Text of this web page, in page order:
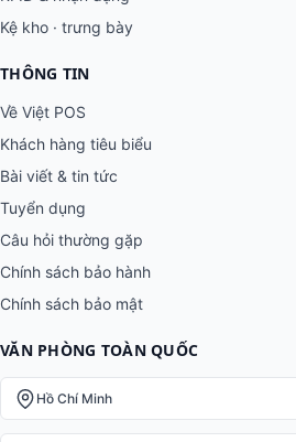
Kệ kho · trưng bày
THÔNG TIN
Về Việt POS
Khách hàng tiêu biểu
Bài viết & tin tức
Tuyển dụng
Câu hỏi thường gặp
Chính sách bảo hành
Chính sách bảo mật
VĂN PHÒNG TOÀN QUỐC
Hồ Chí Minh